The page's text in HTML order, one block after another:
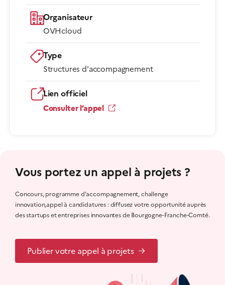
Organisateur
OVHcloud
Type
Structures d'accompagnement
Lien officiel
Consulter l’appel
Vous portez un appel à projets ?
Concours, programme d’accompagnement, challenge
innovation,appel à candidatures : diffusez votre opportunité auprès
des startups et entreprises innovantes de Bourgogne-Franche-Comté.
Publier votre appel à projets